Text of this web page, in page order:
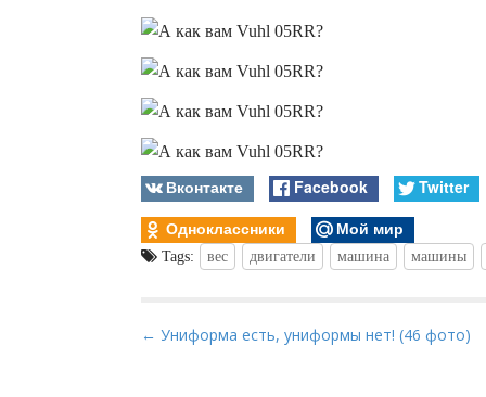
Вконтакте Facebook
Twitter
Одноклассники
Мой мир
Tags: вес двигатели машина машины
P
← Униформа есть, униформы нет! (46 фото)